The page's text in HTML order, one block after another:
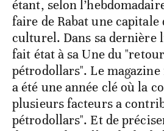
étant, selon
faire de Rabat une
culturel. Dans sa dernière
fait état à sa Une du
pétrodollars". Le magazine
a été une année clé où la
plusieurs facteurs a
pétrodollars". Et de